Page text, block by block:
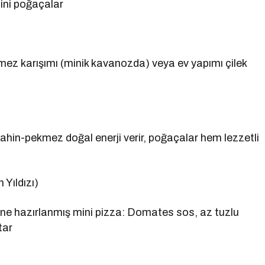
poğaçalar
karışımı (minik kavanozda) veya ev yapımı çilek
pekmez doğal enerji verir, poğaçalar hem lezzetli
hazırlanmış mini pizza: Domates sos, az tuzlu